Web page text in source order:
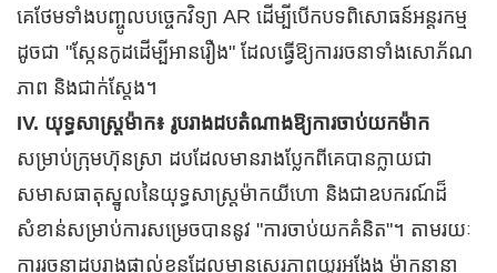
គេថែមទាំងបញ្ចូលបច្ចេកវិទ្យា AR ដើម្បីបើកបទពិសោធន៍អន្តរកម្ម
ដូចជា "ស្កែនកូដដើម្បីអានរឿង" ដែលធ្វើឱ្យការរចនាទាំងសោភ័ណ
ភាព និងជាក់ស្តែង។
IV. យុទ្ធសាស្ត្រម៉ាក៖ រូបរាងដបតំណាងឱ្យការចាប់យកម៉ាក
សម្រាប់​ក្រុមហ៊ុន​ស្រា ដប​ដែល​មាន​រាង​ប្លែក​ពី​គេ​បាន​ក្លាយ​ជា​
សមាសធាតុ​ស្នូល​នៃ​យុទ្ធសាស្ត្រ​ម៉ាក​យីហោ និង​ជា​ឧបករណ៍​ដ៏​
សំខាន់​សម្រាប់​ការ​សម្រេច​បាន​នូវ "ការ​ចាប់​យក​គំនិត"។ តាមរយៈ
ការរចនាដបរាងផ្ទាល់ខ្លួនដែលមានស្ថេរភាពយូរអង្វែង ម៉ាកនានា